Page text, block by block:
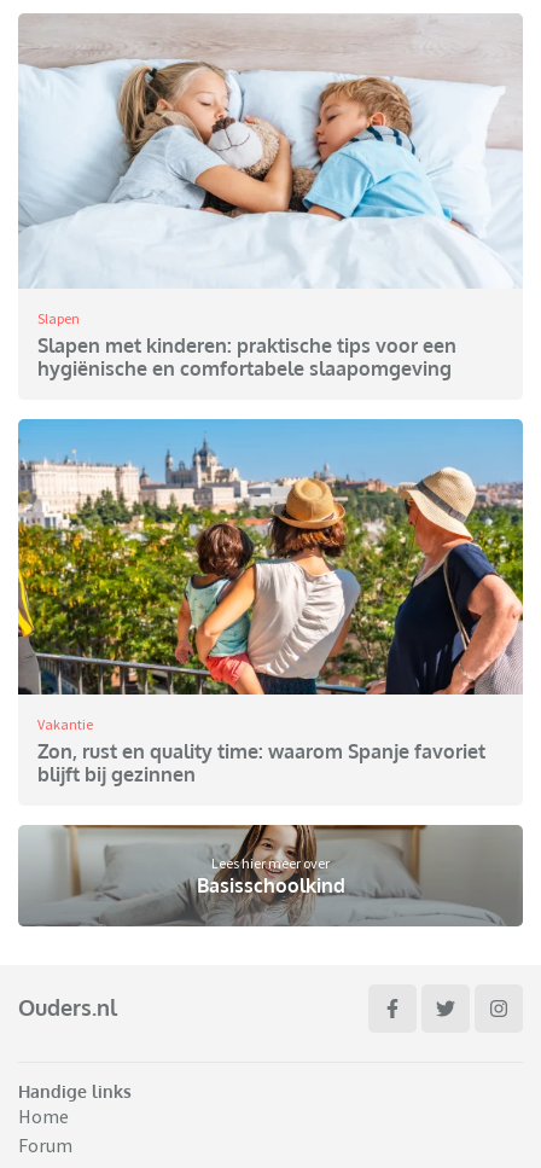
Slapen
Slapen met kinderen: praktische tips voor een
hygiënische en comfortabele slaapomgeving
Vakantie
Zon, rust en quality time: waarom Spanje favoriet
blijft bij gezinnen
Lees hier meer over
Basisschoolkind
Ouders.nl
Handige links
Home
Forum